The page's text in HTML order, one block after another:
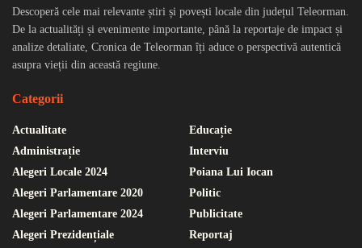
Descoperă cele mai relevante știri și povești locale din județul Teleorman.
De la actualități și evenimente importante, până la reportaje de impact și
analize detaliate, Cronica de Teleorman îți aduce o perspectivă autentică
asupra vieții din această regiune.
Categorii
Actualitate
Administrație
Alegeri Locale 2024
Alegeri Parlamentare 2020
Alegeri Parlamentare 2024
Alegeri Prezidențiale
Educație
Interviu
Poiana Lui Iocan
Politic
Publicitate
Reportaj